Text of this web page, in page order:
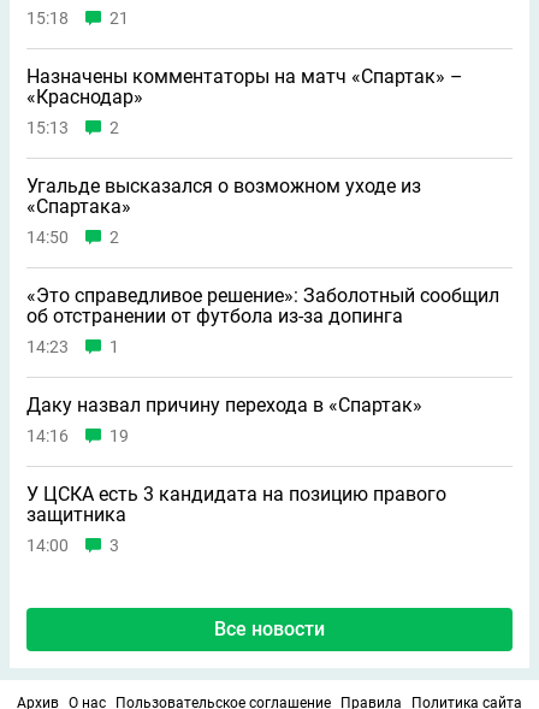
15:18 21
Назначены комментаторы на матч «Спартак» –
«Краснодар»
15:13 2
Угальде высказался о возможном уходе из
«Спартака»
14:50 2
«Это справедливое решение»: Заболотный сообщил
об отстранении от футбола из-за допинга
14:23 1
Даку назвал причину перехода в «Спартак»
14:16 19
У ЦСКА есть 3 кандидата на позицию правого
защитника
14:00 3
Все новости
Архив О нас Пользовательское соглашение Правила Политика сайта